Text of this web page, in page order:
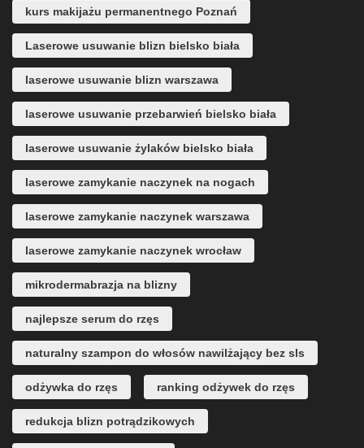
kurs makijażu permanentnego Poznań
Laserowe usuwanie blizn bielsko biała
laserowe usuwanie blizn warszawa
laserowe usuwanie przebarwień bielsko biała
laserowe usuwanie żylaków bielsko biała
laserowe zamykanie naczynek na nogach
laserowe zamykanie naczynek warszawa
laserowe zamykanie naczynek wrocław
mikrodermabrazja na blizny
najlepsze serum do rzęs
naturalny szampon do włosów nawilżający bez sls
odżywka do rzęs ranking odżywek do rzęs
redukcja blizn potrądzikowych